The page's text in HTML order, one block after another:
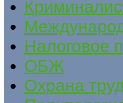
Налоговое
ОБЖ
Охрана